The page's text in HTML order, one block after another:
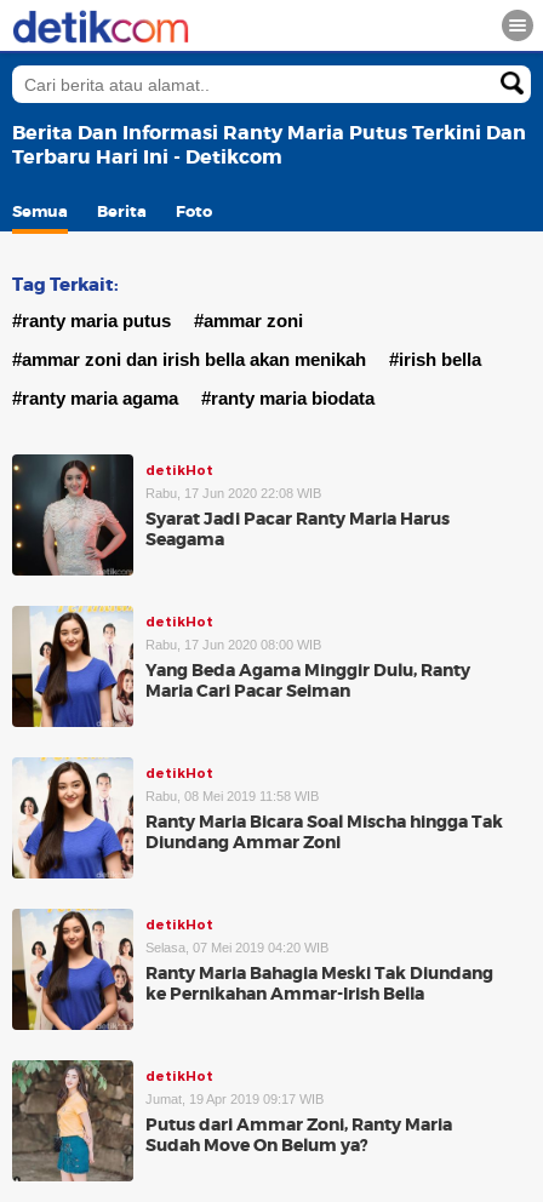
Berita Dan Informasi Ranty Maria Putus Terkini Dan
Terbaru Hari Ini - Detikcom
Semua Berita Foto
Tag Terkait:
#ranty maria putus
#ammar zoni
#ammar zoni dan irish bella akan menikah
#irish bella
#ranty maria agama
#ranty maria biodata
detikHot
Rabu, 17 Jun 2020 22:08 WIB
Syarat Jadi Pacar Ranty Maria Harus
Seagama
detikHot
Rabu, 17 Jun 2020 08:00 WIB
Yang Beda Agama Minggir Dulu, Ranty
Maria Cari Pacar Seiman
detikHot
Rabu, 08 Mei 2019 11:58 WIB
Ranty Maria Bicara Soal Mischa hingga Tak
Diundang Ammar Zoni
detikHot
Selasa, 07 Mei 2019 04:20 WIB
Ranty Maria Bahagia Meski Tak Diundang
ke Pernikahan Ammar-Irish Bella
detikHot
Jumat, 19 Apr 2019 09:17 WIB
Putus dari Ammar Zoni, Ranty Maria
Sudah Move On Belum ya?